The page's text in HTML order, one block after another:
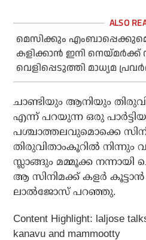
മെസിക്കും
കളിക്കാൻ ഇനി നെയ്മർക്ക്
വെളിപ്പെടുത്തി മാധ്യമ
ചാണ്ടിയും ആനിയും
എന്ന് പറയുന്ന ഒരു
പശ്ചാത്തലവുമൊക്കെ
തിരുവിതാംകൂറില്‍
സ്ലാങ്ങും മമ്മൂക്ക
ആ സിനിമക്ക് കളര്‍ കൂട്ടാന്‍
ലാല്‍ജോസ് പറഞ്ഞു.
Content Highlight: laljose
kanavu and mammootty